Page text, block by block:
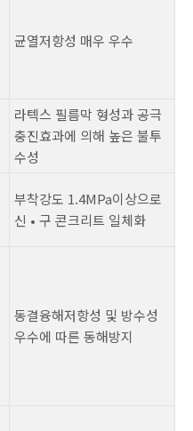
균열저항성 매우 우수
라텍스 필름막 형성과 공극
충진효과에 의해 높은 불투
수성
부착강도 1.4MPa이상으로
신 • 구 콘크리트 일체화
동결융해저항성 및 방수성
우수에 따른 동해방지